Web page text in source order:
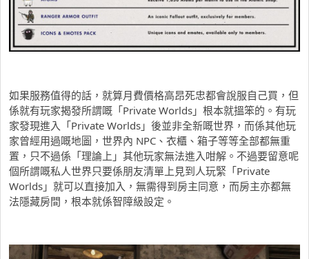
如果服務值得的話，就算月費價格高昂死忠都會說服自己買，但
係就有玩家揭發所謂嘅「Private Worlds」根本就搵笨的。有玩
家發現進入「Private Worlds」後並非全新嘅世界，而係其他玩
家曾經用過嘅地圖，世界內 NPC、衣櫃、箱子等等全部都無重
置，只不過係「理論上」其他玩家無法進入咁解。不過要留意呢
個所謂嘅私人世界只要係朋友清單上見到人玩緊「Private
Worlds」就可以直接加入，無需得到房主同意，而房主亦都無
法隱藏房間，根本就係智障級設定。